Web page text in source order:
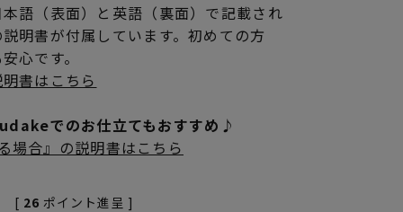
語（表面）と英語（裏面）で記載され
明書が付属しています。初めての方
心です。
書はこちら
でのお仕立てもおすすめ♪
場合』の説明書はこちら
[ 26 ポイント進呈 ]